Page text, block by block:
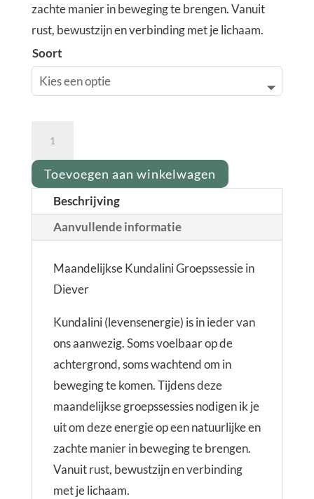
zachte manier in beweging te brengen. Vanuit
rust, bewustzijn en verbinding met je lichaam.
Soort
Diever
|
19:00
aantal
Toevoegen aan winkelwagen
Beschrijving
Aanvullende informatie
Maandelijkse Kundalini Groepssessie in
Diever
Kundalini (levensenergie) is in ieder van
ons aanwezig. Soms voelbaar op de
achtergrond, soms wachtend om in
beweging te komen. Tijdens deze
maandelijkse groepssessies nodigen ik je
uit om deze energie op een natuurlijke en
zachte manier in beweging te brengen.
Vanuit rust, bewustzijn en verbinding
met je lichaam.